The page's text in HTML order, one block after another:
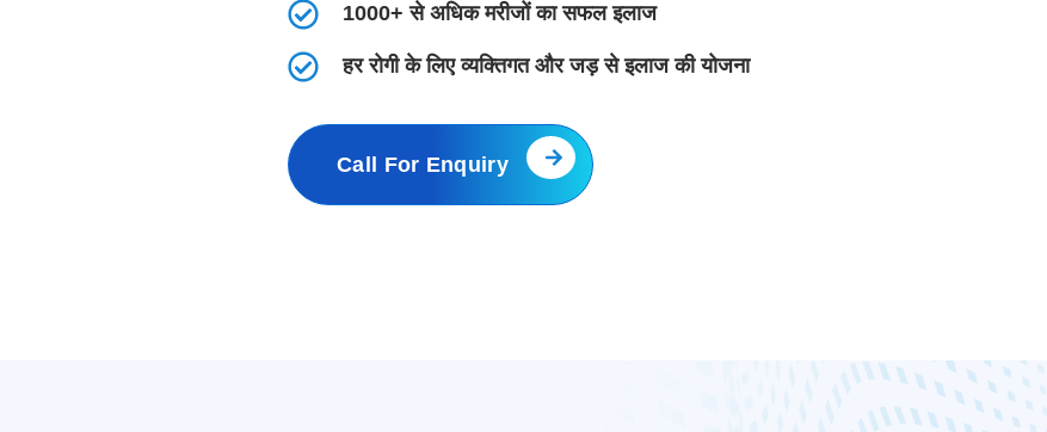
1000+ से अधिक मरीजों का सफल इलाज
हर रोगी के लिए व्यक्तिगत और जड़ से इलाज की योजना
Call For Enquiry